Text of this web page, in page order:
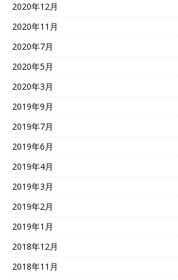
2020年12月
2020年11月
2020年7月
2020年5月
2020年3月
2019年9月
2019年7月
2019年6月
2019年4月
2019年3月
2019年2月
2019年1月
2018年12月
2018年11月